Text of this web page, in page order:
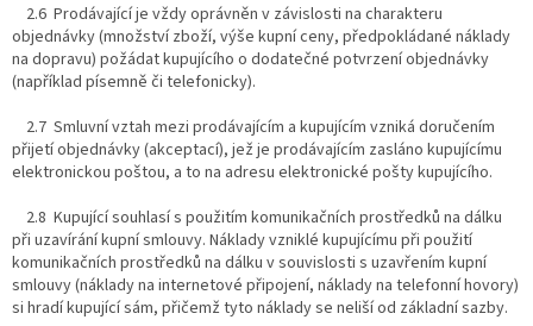
2.6 Prodávající je vždy oprávněn v závislosti na charakteru
objednávky (množství zboží, výše kupní ceny, předpokládané náklady
na dopravu) požádat kupujícího o dodatečné potvrzení objednávky
(například písemně či telefonicky).
2.7 Smluvní vztah mezi prodávajícím a kupujícím vzniká doručením
přijetí objednávky (akceptací), jež je prodávajícím zasláno kupujícímu
elektronickou poštou, a to na adresu elektronické pošty kupujícího.
2.8 Kupující souhlasí s použitím komunikačních prostředků na dálku
při uzavírání kupní smlouvy. Náklady vzniklé kupujícímu při použití
komunikačních prostředků na dálku v souvislosti s uzavřením kupní
smlouvy (náklady na internetové připojení, náklady na telefonní hovory)
si hradí kupující sám, přičemž tyto náklady se neliší od základní sazby.